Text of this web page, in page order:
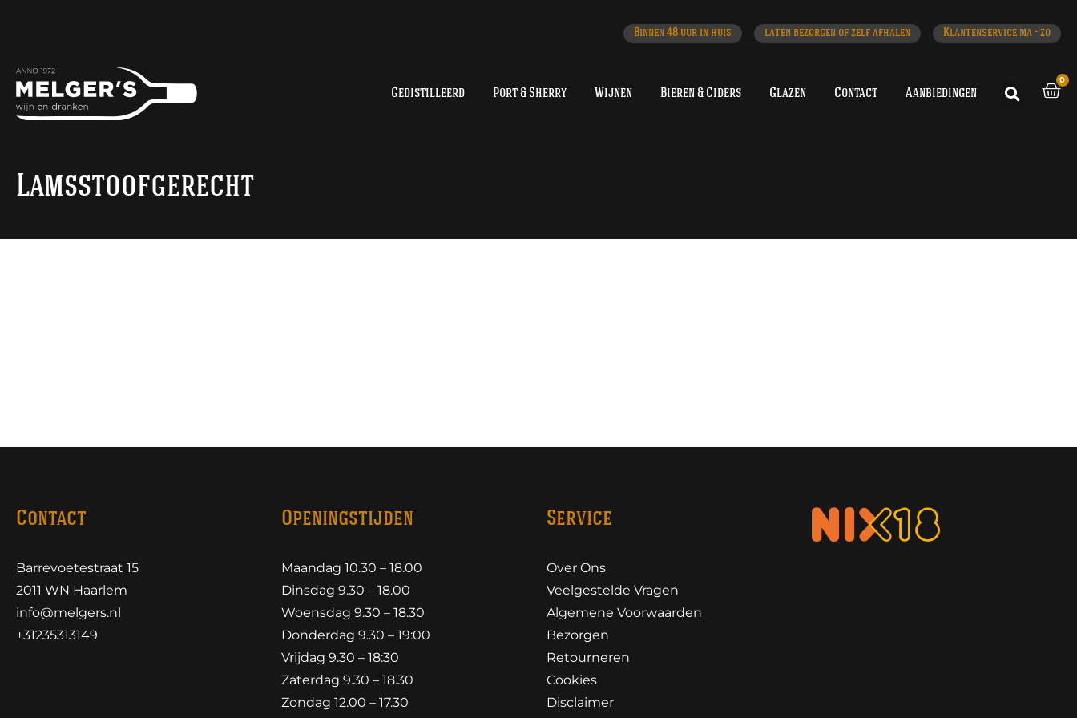
Binnen 48 uur in huis laten bezorgen of zelf afhalen Klantenservice ma - zo
Gedistilleerd Port & Sherry Wijnen Bieren & Ciders Glazen Contact Aanbiedingen
0
Lamsstoofgerecht
Contact
Barrevoetestraat 15
2011 WN Haarlem
info@melgers.nl
+31235313149
Openingstijden
Maandag 10.30 – 18.00
Dinsdag 9.30 – 18.00
Woensdag 9.30 – 18.30
Donderdag 9.30 – 19:00
Vrijdag 9.30 – 18:30
Zaterdag 9.30 – 18.30
Zondag 12.00 – 17.30
Service
Over Ons
Veelgestelde Vragen
Algemene Voorwaarden
Bezorgen
Retourneren
Cookies
Disclaimer